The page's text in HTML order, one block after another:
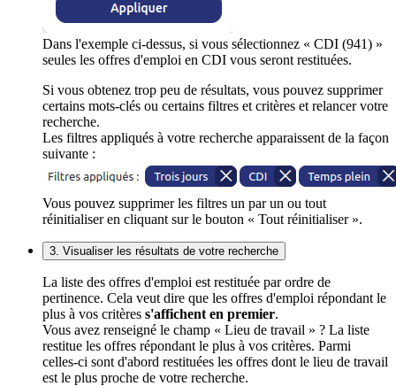
Dans l'exemple ci-dessus, si vous sélectionnez « CDI (941) »
seules les offres d'emploi en CDI vous seront restituées.
Si vous obtenez trop peu de résultats, vous pouvez supprimer
certains mots-clés ou certains filtres et critères et relancer votre
recherche.
Les filtres appliqués à votre recherche apparaissent de la façon
suivante :
Vous pouvez supprimer les filtres un par un ou tout
réinitialiser en cliquant sur le bouton « Tout réinitialiser ».
3. Visualiser les résultats de votre recherche
La liste des offres d'emploi est restituée par ordre de
pertinence. Cela veut dire que les offres d'emploi répondant le
plus à vos critères s'affichent en premier.
Vous avez renseigné le champ « Lieu de travail » ? La liste
restitue les offres répondant le plus à vos critères. Parmi
celles-ci sont d'abord restituées les offres dont le lieu de travail
est le plus proche de votre recherche.